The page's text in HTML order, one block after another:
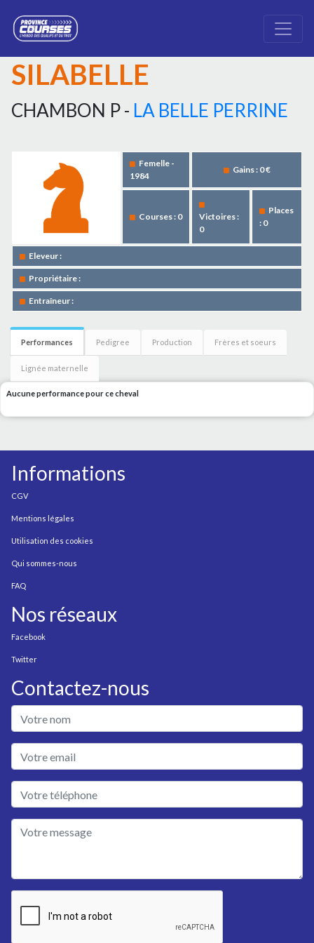
SILABELLE
CHAMBON P - LA BELLE PERRINE
Femelle -
1984
Gains : 0 €
Courses : 0
Victoires :
0
Places
: 0
Eleveur :
Propriétaire :
Entraîneur :
Performances Pedigree Production Frères et soeurs
Lignée maternelle
Aucune performance pour ce cheval
Informations
CGV
Mentions légales
Utilisation des cookies
Qui sommes-nous
FAQ
Nos réseaux
Facebook
Twitter
Contactez-nous